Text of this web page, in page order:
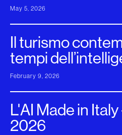
May 5, 2026
Il turismo
tempi
February 9, 2026
L'AI Made in
2026